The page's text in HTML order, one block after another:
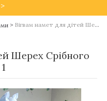
> Вігвам намет для дітей Шерех Срібного Ворона. Комплект 5 в 1
Шерех Срібного